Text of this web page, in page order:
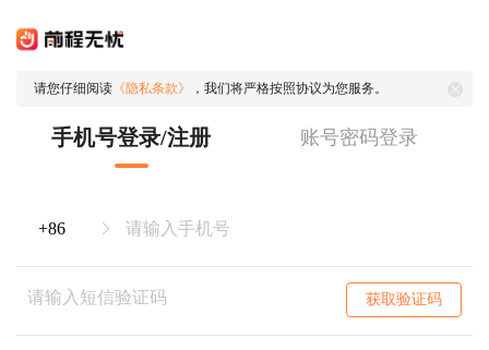
请您仔细阅读 《隐私条款》 ，我们将严格按照协议为您服务。
手机号登录/注册 账号密码登录
获取验证码